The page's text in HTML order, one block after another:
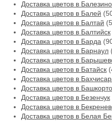
Доставка цветов в
Доставка цветов в Балей
Доставка цветов в Балтай
Доставка цветов в Балтийск
Доставка цветов в Барда
Доставка цветов в Барнаул
Доставка цветов в
Доставка цветов в Батайск
Доставка цветов в
Доставка цветов в
Доставка цветов в Безенчук
Доставка цветов в
Доставка цветов в Белая